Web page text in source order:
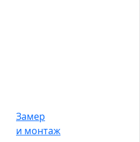
Замер
и монтаж